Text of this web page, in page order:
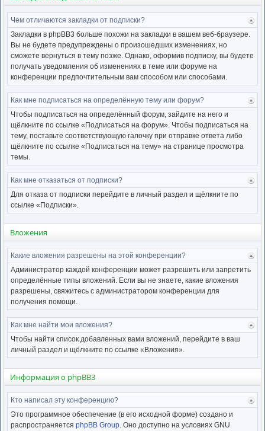
Чем отличаются закладки от подписки?
Закладки в phpBB3 больше похожи на закладки в вашем веб-браузере.
Вы не будете предупреждены о произошедших изменениях, но
сможете вернуться в тему позже. Однако, оформив подписку, вы будете
получать уведомления об изменениях в теме или форуме на
конференции предпочтительным вам способом или способами.
Как мне подписаться на определённую тему или форум?
Чтобы подписаться на определённый форум, зайдите на него и
щёлкните по ссылке «Подписаться на форум». Чтобы подписаться на
тему, поставьте соответствующую галочку при отправке ответа либо
щёлкните по ссылке «Подписаться на тему» на странице просмотра
темы.
Как мне отказаться от подписки?
Для отказа от подписки перейдите в личный раздел и щёлкните по
ссылке «Подписки».
Вложения
к
Какие вложения разрешены на этой конференции?
Администратор каждой конференции может разрешить или запретить
определённые типы вложений. Если вы не знаете, какие вложения
разрешены, свяжитесь с администратором конференции для
получения помощи.
Как мне найти мои вложения?
Чтобы найти список добавленных вами вложений, перейдите в ваш
личный раздел и щёлкните по ссылке «Вложения».
Информация о phpBB3
Кто написал эту конференцию?
Это программное обеспечение (в его исходной форме) создано и
распространяется phpBB Group. Оно доступно на условиях GNU